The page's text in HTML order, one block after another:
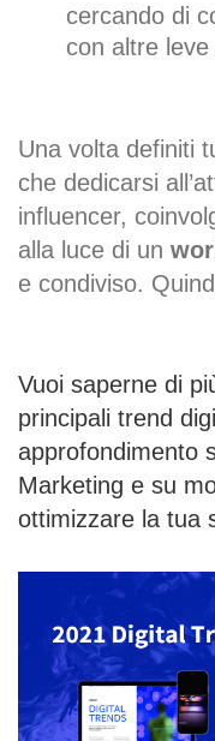
cercando di
con altre
Una volta definiti
che dedicarsi
influencer,
alla luce di un
e condiviso.
Vuoi saperne di
principali trend
approfondimento
Marketing e su
ottimizzare la tua